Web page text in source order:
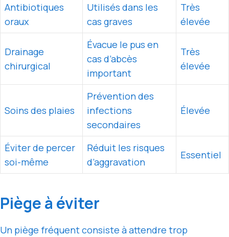
Antibiotiques
oraux
Utilisés dans les
cas graves
Très
élevée
Drainage
chirurgical
Évacue le pus en
cas d’abcès
important
Très
élevée
Soins des plaies
Prévention des
infections
secondaires
Élevée
Éviter de percer
soi-même
Réduit les risques
d’aggravation
Essentiel
Piège à éviter
Un piège fréquent consiste à attendre trop